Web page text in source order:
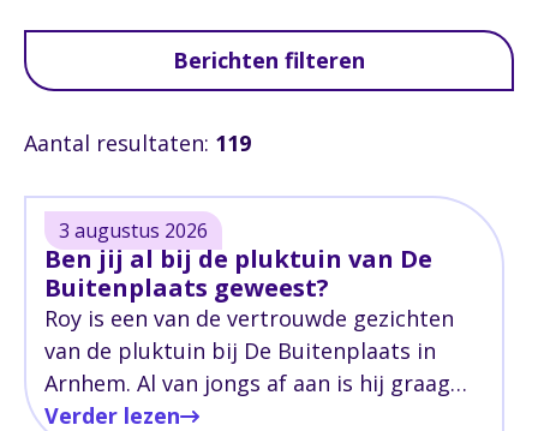
Berichten filteren
Aantal resultaten: 119
Ben jij al bij de pluktuin van De
Buitenplaats geweest?
3 augustus 2026
Roy is een van de vertrouwde gezichten
van de pluktuin bij De Buitenplaats in
Arnhem. Al van jongs af aan is hij graag
bezig in de tuin en inmiddels zet hij zijn
Verder lezen